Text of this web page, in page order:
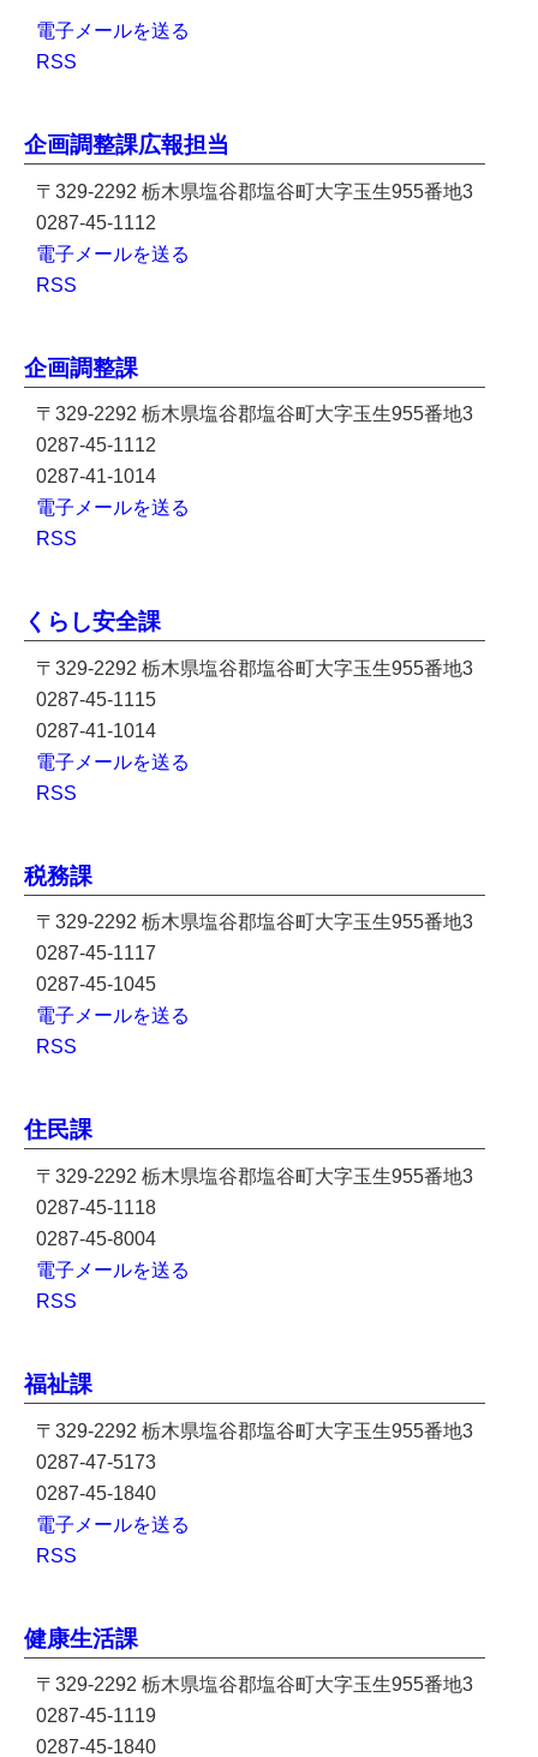
電子メールを送る
RSS
企画調整課広報担当
〒329-2292 栃木県塩谷郡塩谷町大字玉生955番地3
0287-45-1112
電子メールを送る
RSS
企画調整課
〒329-2292 栃木県塩谷郡塩谷町大字玉生955番地3
0287-45-1112
0287-41-1014
電子メールを送る
RSS
くらし安全課
〒329-2292 栃木県塩谷郡塩谷町大字玉生955番地3
0287-45-1115
0287-41-1014
電子メールを送る
RSS
税務課
〒329-2292 栃木県塩谷郡塩谷町大字玉生955番地3
0287-45-1117
0287-45-1045
電子メールを送る
RSS
住民課
〒329-2292 栃木県塩谷郡塩谷町大字玉生955番地3
0287-45-1118
0287-45-8004
電子メールを送る
RSS
福祉課
〒329-2292 栃木県塩谷郡塩谷町大字玉生955番地3
0287-47-5173
0287-45-1840
電子メールを送る
RSS
健康生活課
〒329-2292 栃木県塩谷郡塩谷町大字玉生955番地3
0287-45-1119
0287-45-1840